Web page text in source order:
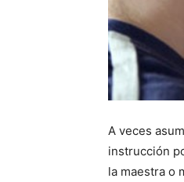
A veces
instrucción
la maestra o